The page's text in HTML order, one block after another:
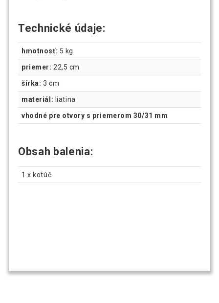
Technické údaje:
hmotnosť: 5 kg
priemer: 22,5 cm
šírka: 3 cm
materiál: liatina
vhodné pre otvory s priemerom 30/31 mm
Obsah balenia:
1 x kotúč